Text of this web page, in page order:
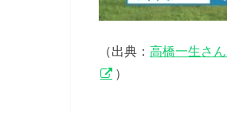
（出典： 高橋一生さ
）